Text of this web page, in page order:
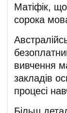
Матіфік,
сорока
вивчення
закладів
процесі